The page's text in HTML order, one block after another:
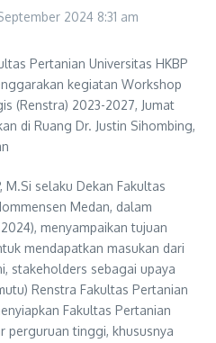
2024 8:31 am
Pertanian Universitas HKBP
kegiatan Workshop
(Renstra) 2023-2027, Jumat
di Ruang Dr. Justin Sihombing,
M.Si selaku Dekan Fakultas
Medan, dalam
menyampaikan tujuan
mendapatkan masukan dari
stakeholders sebagai upaya
Renstra Fakultas Pertanian
Fakultas Pertanian
perguruan tinggi, khususnya